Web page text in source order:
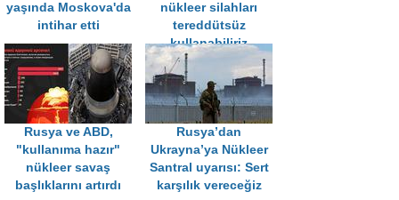
yaşında Moskova'da
intihar etti
nükleer silahları
tereddütsüz
kullanabiliriz
Rusya ve ABD,
"kullanıma hazır"
nükleer savaş
başlıklarını artırdı
Rusya’dan
Ukrayna’ya Nükleer
Santral uyarısı: Sert
karşılık vereceğiz